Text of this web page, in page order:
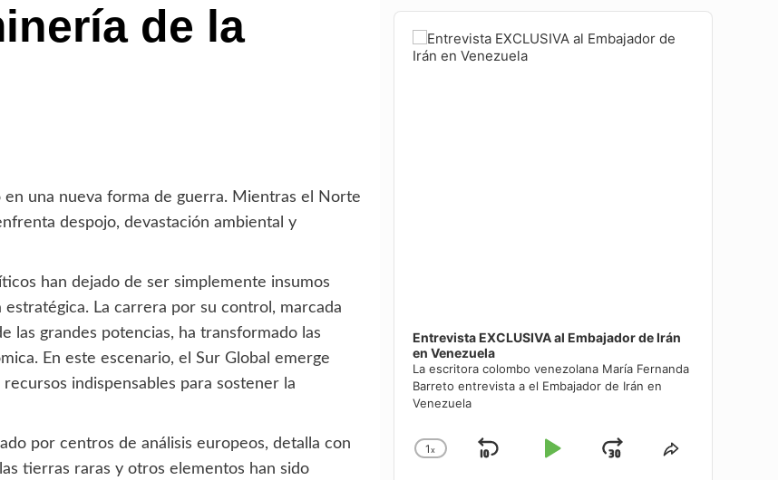
de la
una nueva forma de guerra. Mientras el Norte
despojo, devastación ambiental y
han dejado de ser simplemente insumos
La carrera por su control, marcada
las grandes potencias, ha transformado las
En este escenario, el Sur Global emerge
indispensables para sostener la
por centros de análisis europeos, detalla con
tierras raras y otros elementos han sido
Audio
Player
Entrevista EXCLUSIVA al Embajador de Irán
en Venezuela
La escritora colombo venezolana María Fernanda
Barreto entrevista a el Embajador de Irán en
Venezuela
Cambiar
1x
SaltarReproducir
AvanzarCompartir